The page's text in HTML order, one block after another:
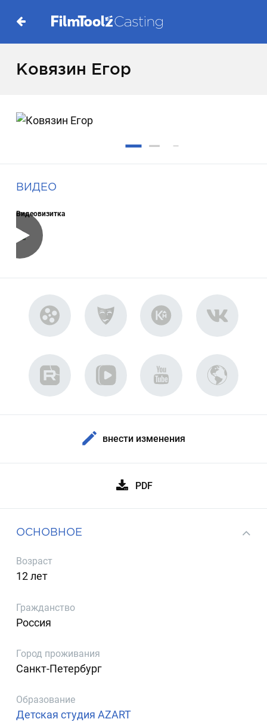
Ковязин Егор
ВИДЕО
Видеовизитка
внести изменения
PDF
ОСНОВНОЕ
Возраст
12 лет
Гражданство
Россия
Город проживания
Санкт-Петербург
Образование
Детская студия AZART